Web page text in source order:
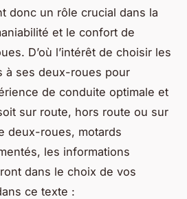
donc un rôle crucial dans la
et le confort de
D’où l’intérêt de choisir les
à ses deux-roues pour
de conduite optimale et
sur route, hors route ou sur
deux-roues, motards
les informations
dans le choix de vos
ce texte :